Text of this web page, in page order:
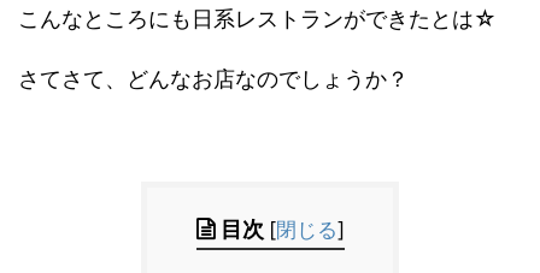
こんなところにも日系レストランができたとは☆
さてさて、どんなお店なのでしょうか？
目次 [閉じる]